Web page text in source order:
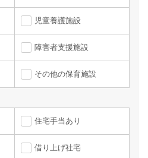
児童養護施設
障害者支援施設
その他の保育施設
住宅手当あり
借り上げ社宅